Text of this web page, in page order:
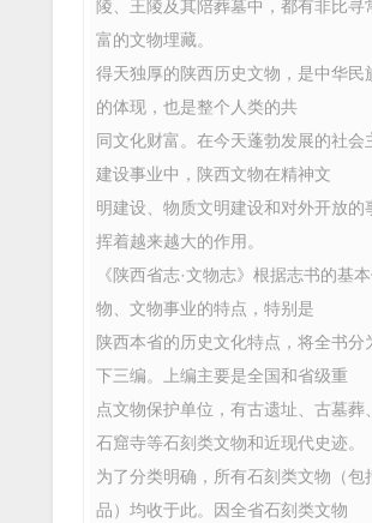
陵、王陵及其陪葬墓中，都有非比寻
富的文物埋藏。
得天独厚的陕西历史文物，是中华民
的体现，也是整个人类的共
同文化财富。在今天蓬勃发展的社会
建设事业中，陕西文物在精神文
明建设、物质文明建设和对外开放的
挥着越来越大的作用。
《陕西省志·文物志》根据志书的基
物、文物事业的特点，特别是
陕西本省的历史文化特点，将全书分
下三编。上编主要是全国和省级重
点文物保护单位，有古遗址、古墓葬
石窟寺等石刻类文物和近现代史迹。
为了分类明确，所有石刻类文物（包
品）均收于此。因全省石刻类文物